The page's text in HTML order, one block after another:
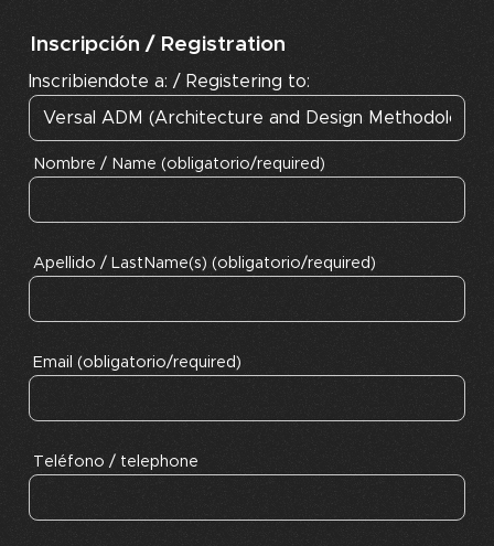
Inscripción / Registration
Inscribiendote a: / Registering to:
Nombre / Name (obligatorio/required)
Apellido / LastName(s) (obligatorio/required)
Email (obligatorio/required)
Teléfono / telephone